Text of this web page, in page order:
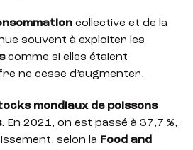
collective et de la
souvent à exploiter les
comme si elles étaient
ne cesse d’augmenter.
mondiaux de poissons
. En 2021, on est passé à 37,7 %,
selon la Food and